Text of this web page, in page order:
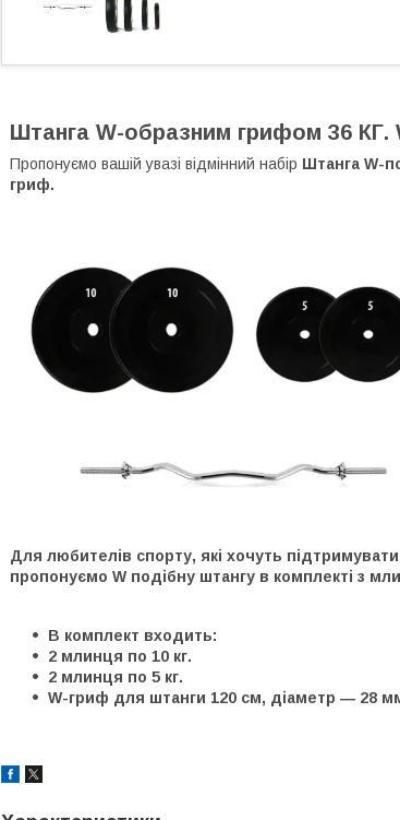
Штанга W-образним грифом 36 КГ.
Пропонуємо вашій увазі відмінний набір Штанга W-
гриф.
Для любителів спорту, які хочуть
пропонуємо W подібну штангу в комплекті з
В комплект входить:
2 млинця по 10 кг.
2 млинця по 5 кг.
W-гриф для штанги 120 см, діаметр ― 28